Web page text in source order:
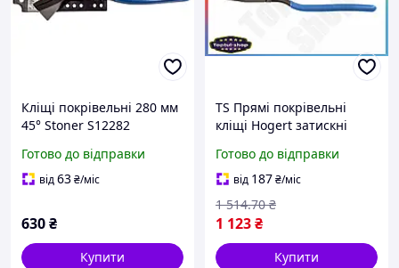
Кліщі покрівельні 280 мм
45° Stoner S12282
shopping-
Готово до відправки
від63₴/міс
630₴
Купити
TS Прямі покрівельні
кліщі Hogert затискні
покрівельних робіт
сталеві 273 мм для
згинання металу SHT55_Q
Готово до відправки
від 187₴/міс
1 123₴
1 514.70 ₴
Купити